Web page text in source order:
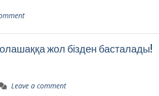
жол бізден басталады!
Leave a comment